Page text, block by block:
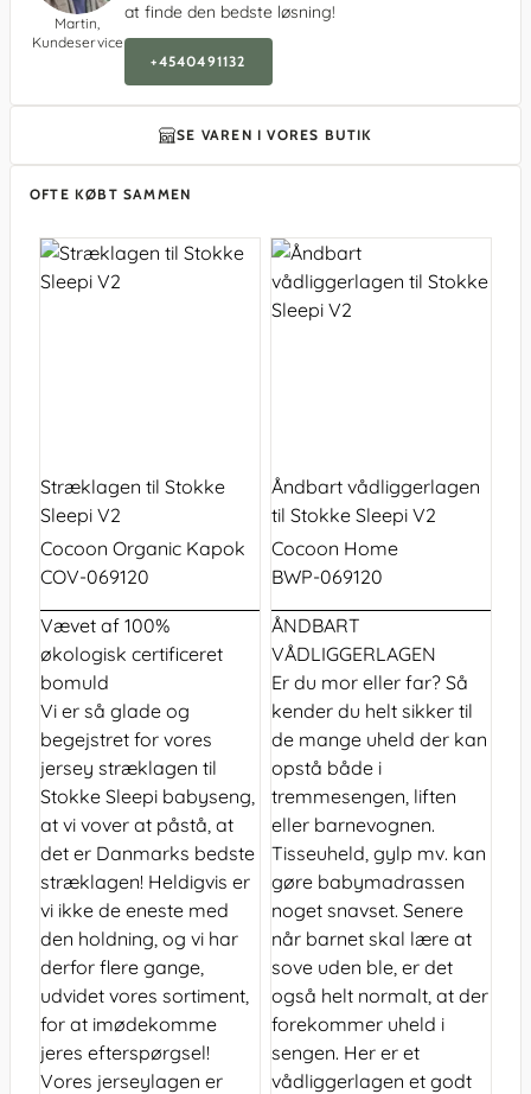
Martin,
Kundeservice
at finde den bedste løsning!
+4540491132
SE VAREN I VORES BUTIK
OFTE KØBT SAMMEN
Stræklagen til Stokke
Sleepi V2
Cocoon Organic Kapok
COV-069120
Vævet af 100%
økologisk certificeret
bomuld
Vi er så glade og
begejstret for vores
jersey stræklagen til
Stokke Sleepi babyseng,
at vi vover at påstå, at
det er Danmarks bedste
stræklagen! Heldigvis er
vi ikke de eneste med
den holdning, og vi har
derfor flere gange,
udvidet vores sortiment,
for at imødekomme
jeres efterspørgsel!
Vores jerseylagen er
Åndbart vådliggerlagen
til Stokke Sleepi V2
Cocoon Home
BWP-069120
ÅNDBART
VÅDLIGGERLAGEN
Er du mor eller far? Så
kender du helt sikker til
de mange uheld der kan
opstå både i
tremmesengen, liften
eller barnevognen.
Tisseuheld, gylp mv. kan
gøre babymadrassen
noget snavset. Senere
når barnet skal lære at
sove uden ble, er det
også helt normalt, at der
forekommer uheld i
sengen. Her er et
vådliggerlagen et godt